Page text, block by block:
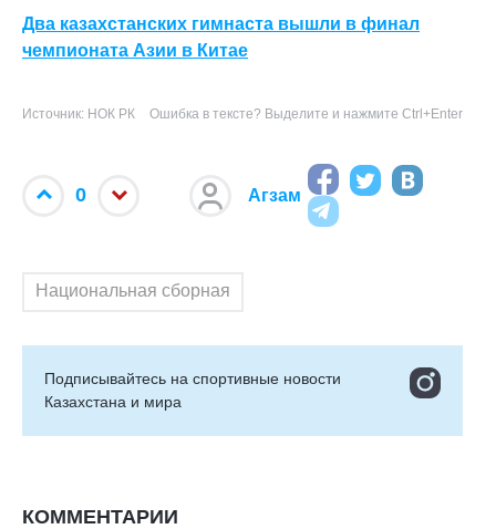
Два казахстанских гимнаста вышли в финал
чемпионата Азии в Китае
Источник: НОК РК Ошибка в тексте? Выделите и нажмите Ctrl+Enter
0 Агзам
Национальная сборная
Подписывайтесь на cпортивные новости
Казахстана и мира
КОММЕНТАРИИ